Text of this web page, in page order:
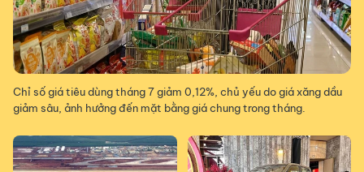
Chỉ số giá tiêu dùng tháng 7 giảm 0,12%, chủ yếu do giá xăng dầu
giảm sâu, ảnh hưởng đến mặt bằng giá chung trong tháng.